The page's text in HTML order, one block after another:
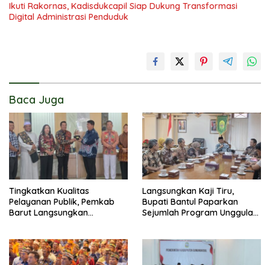
Ikuti Rakornas, Kadisdukcapil Siap Dukung Transformasi
Digital Administrasi Penduduk
Baca Juga
Tingkatkan Kualitas
Pelayanan Publik, Pemkab
Barut Langsungkan
Langsungkan Kaji Tiru,
Bupati Bantul Paparkan
Sejumlah Program Unggulan